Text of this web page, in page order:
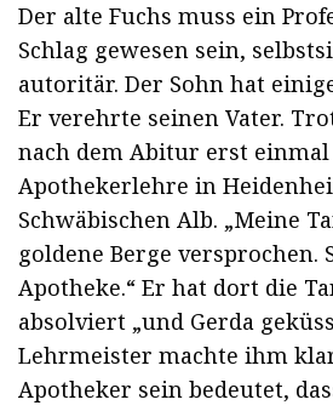
Der alte Fuchs muss ein
Schlag gewesen sein,
autoritär. Der Sohn hat
Er verehrte seinen Vater.
nach dem Abitur erst einmal
Apothekerlehre in
Schwäbischen Alb. „Meine
goldene Berge versprochen.
Apotheke.“ Er hat dort die
absolviert „und Gerda
Lehrmeister machte ihm
Apotheker sein bedeutet,